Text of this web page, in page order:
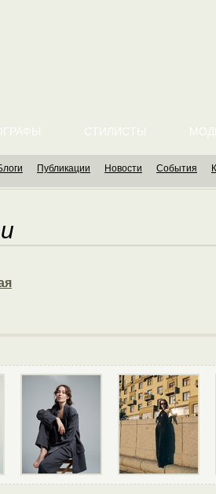
СТИЛИСТЫ
Публикации Новости События